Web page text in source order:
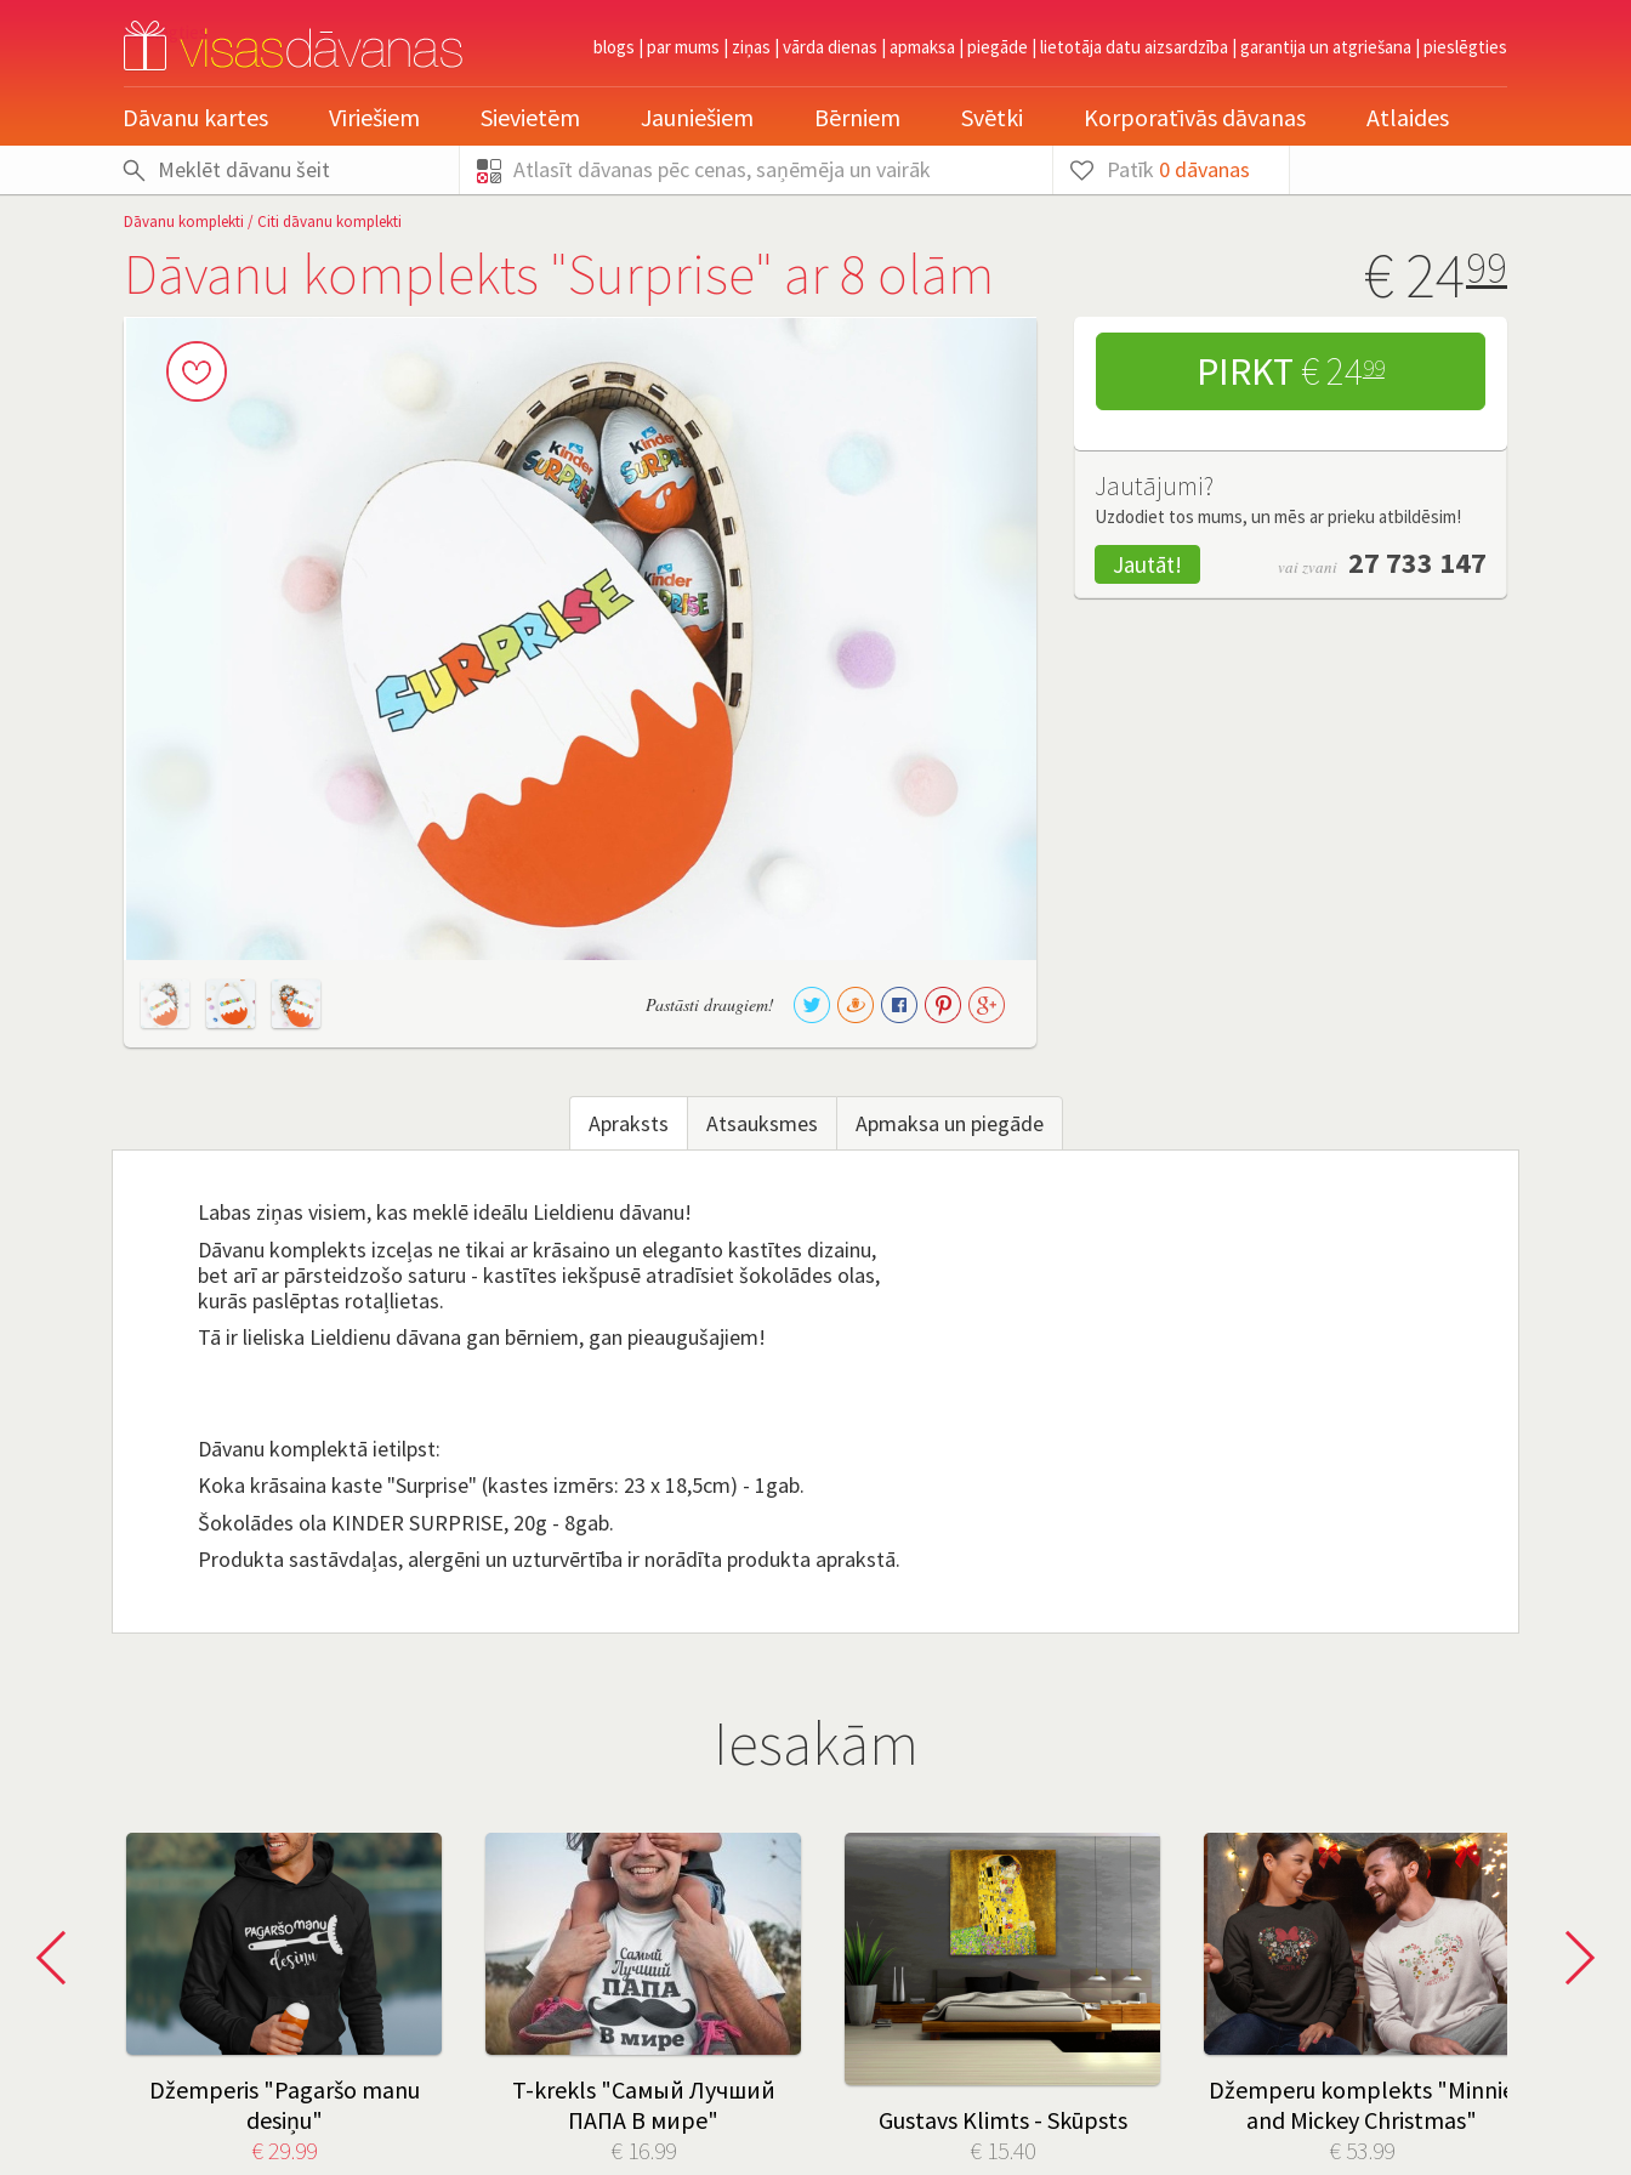
blogs | par mums | ziņas | vārda dienas | apmaksa | piegāde | lietotāja datu aizsardzība | garantija un atgriešana | pieslēgties
pieslēgties
Dāvanu kartes Vīriešiem Sievietēm Jauniešiem Bērniem Svētki Korporatīvās dāvanas Atlaides
Atlasīt dāvanas pēc cenas, saņēmēja un vairāk Patīk 0dāvanas
Dāvanu komplekti /Citi dāvanu komplekti
Dāvanu komplekts "Surprise" ar 8 olām €2499
Pastāsti draugiem!
PIRKT € 2499
Jautājumi?
Uzdodiet tos mums, un mēs ar prieku atbildēsim!
Jautāt! vai zvani 27 733 147
Apraksts Atsauksmes Apmaksa un piegāde
Labas ziņas visiem, kas meklē ideālu Lieldienu dāvanu!
Dāvanu komplekts izceļas ne tikai ar krāsaino un eleganto kastītes dizainu,
bet arī ar pārsteidzošo saturu - kastītes iekšpusē atradīsiet šokolādes olas,
kurās paslēptas rotaļlietas.
Tā ir lieliska Lieldienu dāvana gan bērniem, gan pieaugušajiem!
Dāvanu komplektā ietilpst:
Koka krāsaina kaste "Surprise" (kastes izmērs: 23 x 18,5cm) - 1gab.
Šokolādes ola KINDER SURPRISE, 20g - 8gab.
Produkta sastāvdaļas, alergēni un uzturvērtība ir norādīta produkta aprakstā.
Iesakām
Džemperis "Pagaršo manu
desiņu"
€ 29.99
T-krekls "Самый Лучший
ПАПА В мире"
€ 16.99
Gustavs Klimts - Skūpsts
€ 15.40
Džemperu komplekts "Minnie
and Mickey Christmas"
€ 53.99